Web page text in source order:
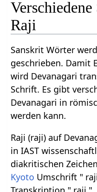
Raji
Sanskrit Wörter
geschrieben. Damit
wird Devanagari
Schrift. Es gibt
Devanagari in
werden kann.
Raji (raji) auf
in IAST
diakritischen
Kyoto Umschrift "